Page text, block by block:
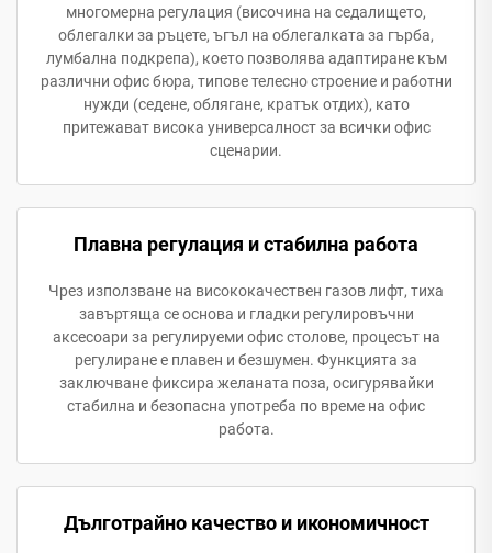
многомерна регулация (височина на седалището,
облегалки за ръцете, ъгъл на облегалката за гърба,
лумбална подкрепа), което позволява адаптиране към
различни офис бюра, типове телесно строение и работни
нужди (седене, облягане, кратък отдих), като
притежават висока универсалност за всички офис
сценарии.
Плавна регулация и стабилна работа
Чрез използване на висококачествен газов лифт, тиха
завъртяща се основа и гладки регулировъчни
аксесоари за регулируеми офис столове, процесът на
регулиране е плавен и безшумен. Функцията за
заключване фиксира желаната поза, осигурявайки
стабилна и безопасна употреба по време на офис
работа.
Дълготрайно качество и икономичност